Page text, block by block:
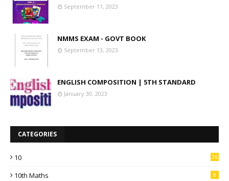
September 11, 2023
NMMS EXAM - GOVT BOOK
September 13, 2023
ENGLISH COMPOSITION | 5TH STANDARD
January 30, 2023
CATEGORIES
10 36
10th Maths 8